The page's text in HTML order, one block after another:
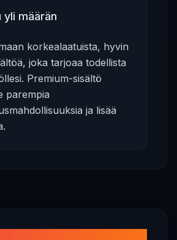
yli määrän
korkealaatuista, hyvin
joka tarjoaa todellista
Premium-sisältö
parempia
ja lisää